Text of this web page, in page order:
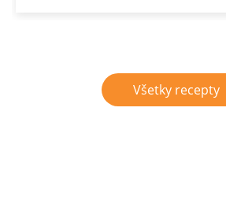
Všetky recepty